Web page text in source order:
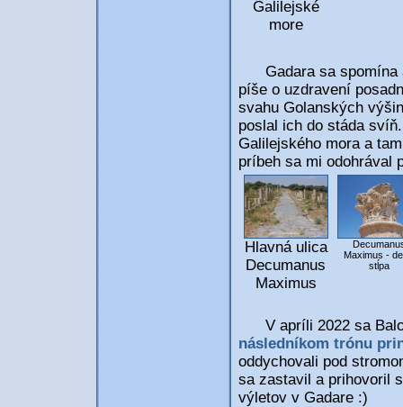
Galilejské
more
Gadara sa spomína
píše o uzdravení
svahu Golanských
poslal ich do stáda
Galilejského mora a
príbeh sa mi odohrával
Hlavná ulica
Decumanus
Maximus
Maximus -
stĺpa
V apríli 2022 sa
následníkom trónu
oddychovali pod
sa zastavil a prihovoril
výletov v Gadare :)